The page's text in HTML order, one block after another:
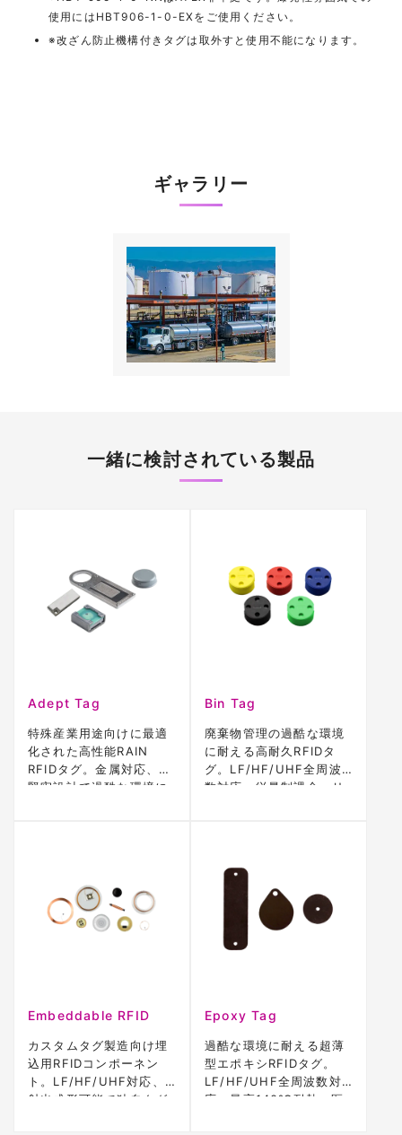
使用にはHBT906-1-0-EXをご使用ください。
※改ざん防止機構付きタグは取外すと使用不能になります。
ギャラリー
一緒に検討されている製品
Adept Tag
特殊産業用途向けに最適
化された高性能RAIN
RFIDタグ。金属対応、超
堅牢設計で過酷な環境に
Bin Tag
廃棄物管理の過酷な環境
に耐える高耐久RFIDタ
グ。LF/HF/UHF全周波
数対応、従量制課金・リ
Embeddable RFID
カスタムタグ製造向け埋
込用RFIDコンポーネン
ト。LF/HF/UHF対応、
射出成形可能で独自タグ
Epoxy Tag
過酷な環境に耐える超薄
型エポキシRFIDタグ。
LF/HF/UHF全周波数対
応、最高140℃耐熱、医